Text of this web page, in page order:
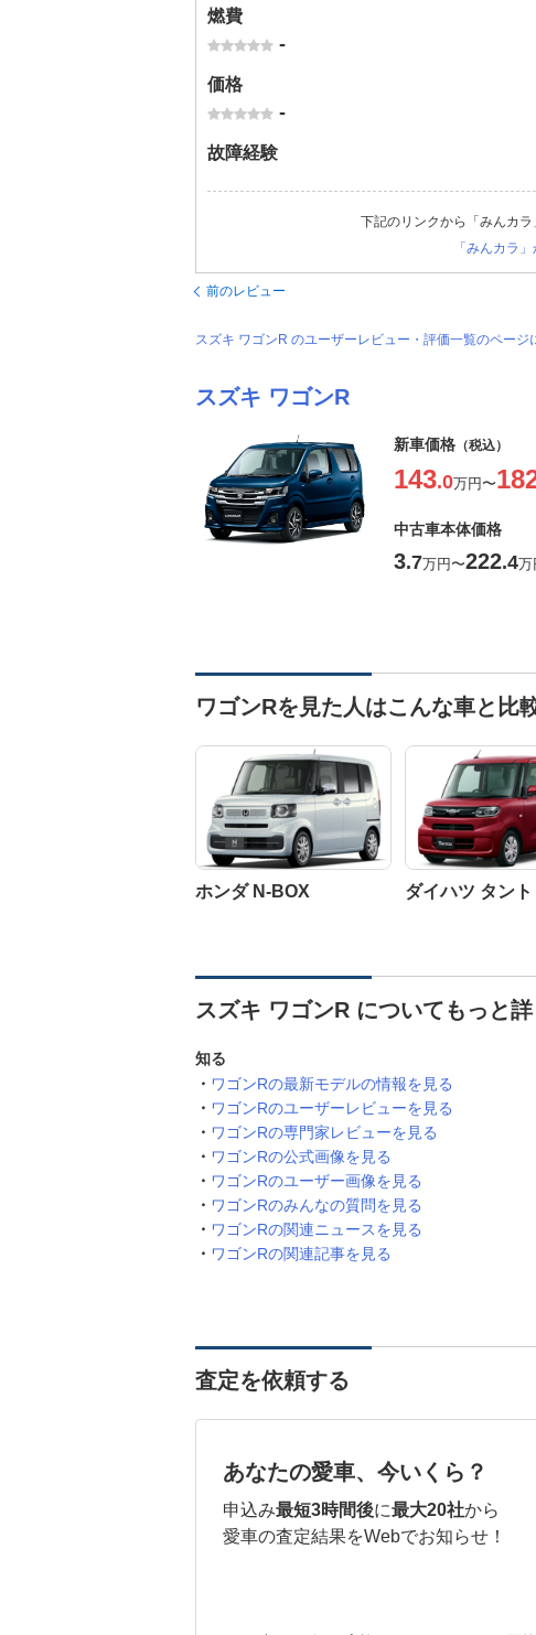
燃費
-
価格
-
故障経験
下記のリンクから「みんカラ
「みんカラ
前のレビュー
スズキ ワゴンR のユーザーレビュー・評価一覧のページ
スズキ ワゴンR
新車価格 （税込）
143.0万円〜
中古車本体価格
3.7万円〜222.4万
ワゴンRを見た人はこんな車と比
ホンダ N-BOX ダイハツ タント
スズキ ワゴンR についてもっと詳
知る
ワゴンRの最新モデルの情報を見る
ワゴンRのユーザーレビューを見る
ワゴンRの専門家レビューを見る
ワゴンRの公式画像を見る
ワゴンRのユーザー画像を見る
ワゴンRのみんなの質問を見る
ワゴンRの関連ニュースを見る
ワゴンRの関連記事を見る
査定を依頼する
あなたの愛車、今いくら？
申込み最短3時間後に最大20社から
愛車の査定結果をWebでお知らせ！